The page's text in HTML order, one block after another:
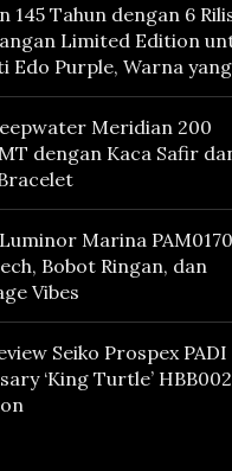
145 Tahun dengan 6
Limited Edition
Edo Purple, Warna yang
Warisan Tokyo
Meridian 200
dengan Kaca Safir
Marina
Bobot Ringan, dan
Vibes
Seiko Prospex PADI
‘King Turtle’